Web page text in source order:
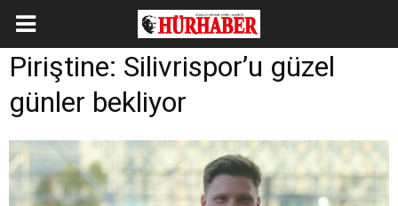
Piriştine: Silivrispor’u güzel
günler bekliyor